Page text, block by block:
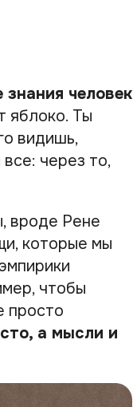
знания человек
яблоко. Ты
видишь,
через то,
вроде Рене
которые мы
чтобы
просто
а мысли и